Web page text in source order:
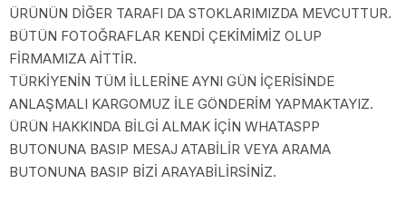
ÜRÜNÜN DİĞER TARAFI DA STOKLARIMIZDA MEVCUTTUR.
BÜTÜN FOTOĞRAFLAR KENDİ ÇEKİMİMİZ OLUP
FİRMAMIZA AİTTİR.
TÜRKİYENİN TÜM İLLERİNE AYNI GÜN İÇERİSİNDE
ANLAŞMALI KARGOMUZ İLE GÖNDERİM YAPMAKTAYIZ.
ÜRÜN HAKKINDA BİLGİ ALMAK İÇİN WHATASPP
BUTONUNA BASIP MESAJ ATABİLİR VEYA ARAMA
BUTONUNA BASIP BİZİ ARAYABİLİRSİNİZ.